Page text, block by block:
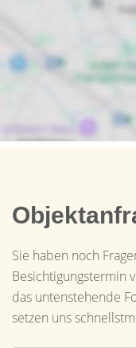
Sie haben noch
Besichtigungstermin
das untenstehende
setzen uns